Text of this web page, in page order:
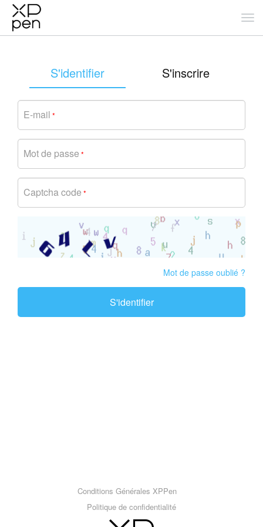
S'identifier S'inscrire
E-mail *
Mot de passe *
Captcha code *
Mot de passe oublié ?
S'identifier
Conditions Générales XPPen
Politique de confidentialité